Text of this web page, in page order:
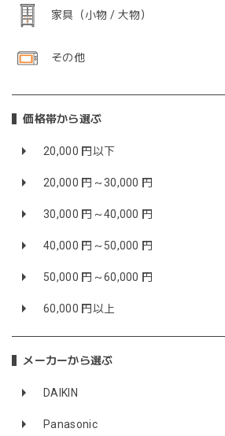
家具（小物 / 大物）
その他
価格帯から選ぶ
20,000 円以下
20,000 円～30,000 円
30,000 円～40,000 円
40,000 円～50,000 円
50,000 円～60,000 円
60,000 円以上
メーカーから選ぶ
DAIKIN
Panasonic